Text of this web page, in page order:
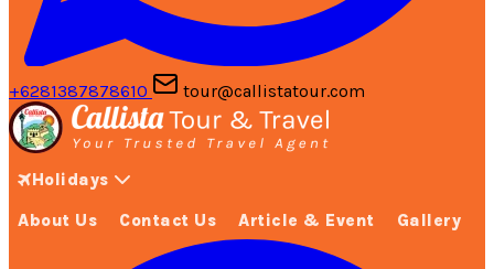
+6281387878610 tour@callistatour.com
Holidays
About Us Contact Us Article & Event Gallery